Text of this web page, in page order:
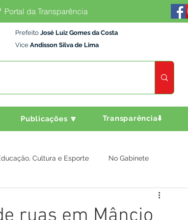
Portal da Transparência
Prefeito José Luiz Gomes da Costa
Vice Andisson Silva de Lima
Publicações 🔽 Transparência⬇️
Cultura e Esporte No Gabinete
Agricultura e Produção